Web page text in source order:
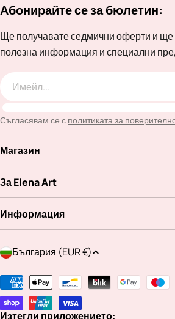
Абонирайте се за бюлетин:
Ще получавате седмични оферти и ще
полезна информация и специални
Съгласявам се с политиката за
Магазин
За Elena Art
Информация
Д
р
ж
България (EUR €)
Методи
на
плащане
Изтегли приложението: